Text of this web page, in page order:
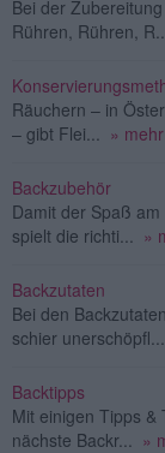
Bei der
Rühren, Rühren, R...
Räuchern – in
– gibt Flei...
» mehr
Backzubehör
Damit der Spaß
spielt die richti...
»
Backzutaten
Bei den
schier unerschöpfl...
Backtipps
Mit einigen Tipps &
nächste Backr...
»